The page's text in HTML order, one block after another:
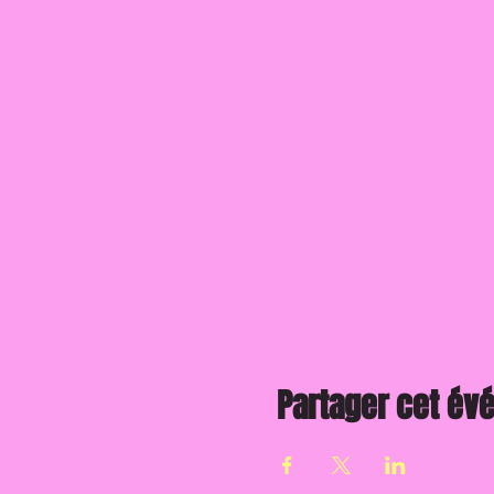
Partager cet